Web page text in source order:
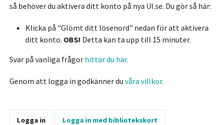
så behöver du aktivera ditt konto på nya UI.se. Du gör så här:
Klicka på "Glömt ditt lösenord" nedan för att aktivera
ditt konto. OBS! Detta kan ta upp till 15 minuter.
Svar på vanliga frågor hittar du här.
Genom att logga in godkänner du våra villkor.
Logga in Logga in med bibliotekskort